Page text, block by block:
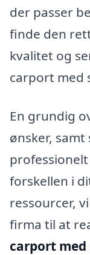
der passer
finde den
kvalitet og
carport med
En grundig
ønsker,
forskellen i
ressourcer,
firma til at
carport med